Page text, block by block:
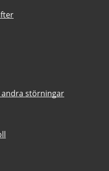
störningar